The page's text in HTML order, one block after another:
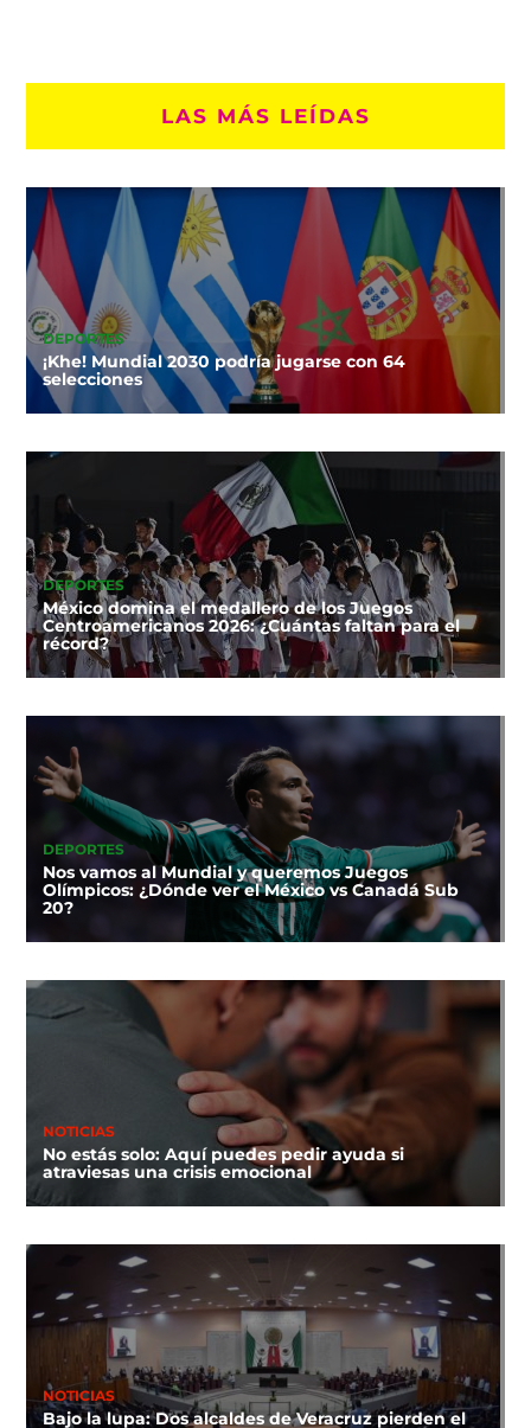
LAS MÁS LEÍDAS
DEPORTES
¡Khe! Mundial 2030 podría jugarse con 64
selecciones
DEPORTES
México domina el medallero de los Juegos
Centroamericanos 2026: ¿Cuántas faltan para el
récord?
DEPORTES
Nos vamos al Mundial y queremos Juegos
Olímpicos: ¿Dónde ver el México vs Canadá Sub
20?
NOTICIAS
No estás solo: Aquí puedes pedir ayuda si
atraviesas una crisis emocional
NOTICIAS
Bajo la lupa: Dos alcaldes de Veracruz pierden el